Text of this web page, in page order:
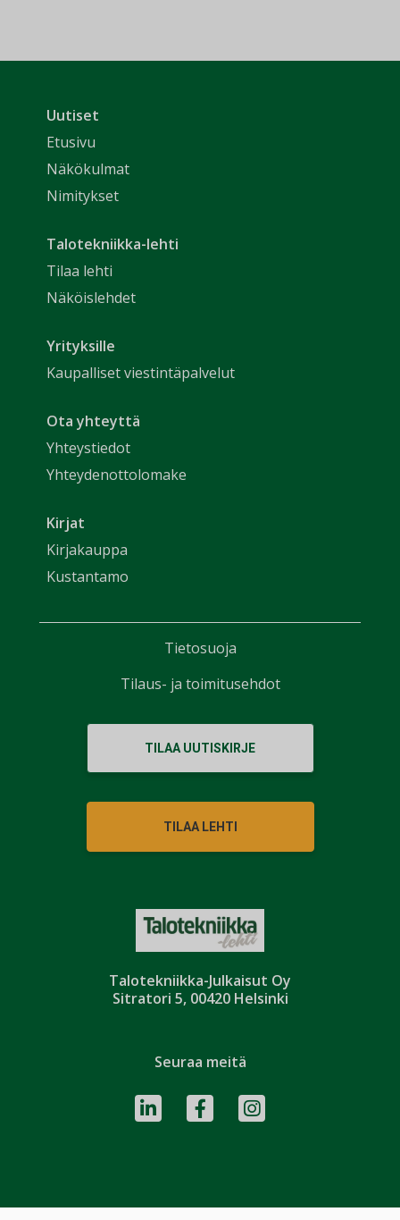
Talotekniikka-Julkaisut Oy
Sitratori 5, 00420 Helsinki
Uutiset
Etusivu
Näkökulmat
Nimitykset
Talotekniikka-lehti
Tilaa lehti
Näköislehdet
Yrityksille
Kaupalliset viestintäpalvelut
Ota yhteyttä
Yhteystiedot
Yhteydenottolomake
Kirjat
Kirjakauppa
Kustantamo
TILAA UUTISKIRJE
TILAA LEHTI
Seuraa meitä
Tietosuoja
Tilaus- ja toimitusehdot